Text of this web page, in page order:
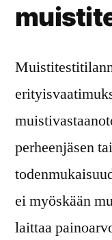
perheenjäsen
ei myöskään
laittaa